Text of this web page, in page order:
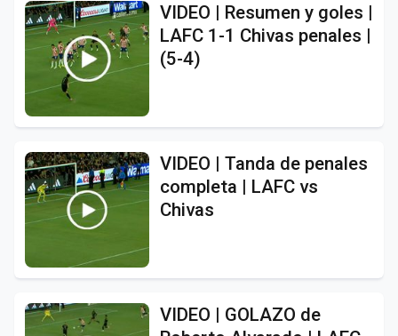
VIDEO | Resumen y goles |
LAFC 1-1 Chivas penales |
(5-4)
VIDEO | Tanda de penales
completa | LAFC vs
Chivas
VIDEO | GOLAZO de